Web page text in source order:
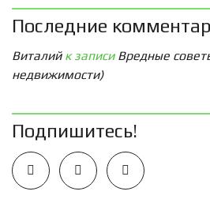
Последние
Виталийк записи Вредные
недвижимости)
Подпишитесь!